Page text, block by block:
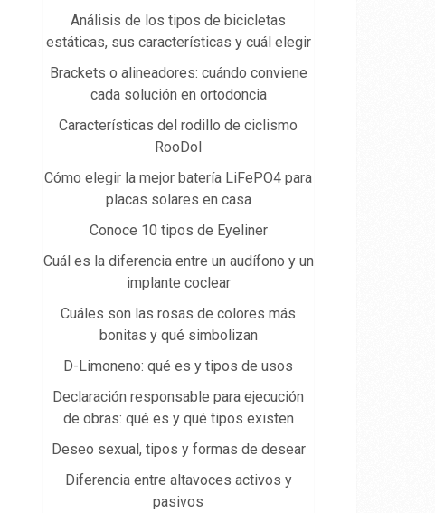
Análisis de los tipos de bicicletas
estáticas, sus características y cuál elegir
Brackets o alineadores: cuándo conviene
cada solución en ortodoncia
Características del rodillo de ciclismo
RooDol
Cómo elegir la mejor batería LiFePO4 para
placas solares en casa
Conoce 10 tipos de Eyeliner
Cuál es la diferencia entre un audífono y un
implante coclear
Cuáles son las rosas de colores más
bonitas y qué simbolizan
D-Limoneno: qué es y tipos de usos
Declaración responsable para ejecución
de obras: qué es y qué tipos existen
Deseo sexual, tipos y formas de desear
Diferencia entre altavoces activos y
pasivos